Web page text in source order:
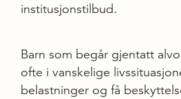
institusjonstilbud.
Barn som begår gjentatt
ofte i vanskelige
belastninger og få